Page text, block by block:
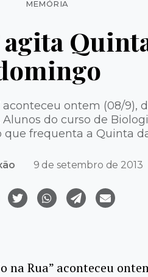
MEMÓRIA
aconteceu ontem (08/9),
do curso de
que frequenta a Quinta
9 de setembro de 2013
na Rua” aconteceu